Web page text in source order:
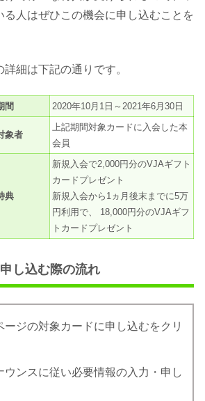
る人はぜひこの機会に申し込むことを
細は下記の通りです。
間 2020年10月1日～2021年6月30日
象者
上記期間対象カードに入会した本
会員
典
新規入会で2,000円分のVJAギフト
カードプレゼント
新規入会から1ヵ月後末までに5万
円利用で、 18,000円分のVJAギフ
トカードプレゼント
し込む際の流れ
ージの対象カードに申し込むをクリ
ウンスに従い必要情報の入力・申し